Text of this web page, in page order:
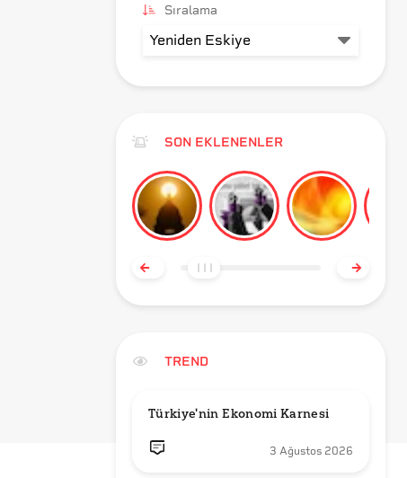
Sıralama
SON EKLENENLER
TREND
Türkiye'nin Ekonomi Karnesi
3 Ağustos 2026